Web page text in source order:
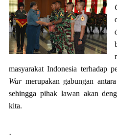
masyarakat Indonesia terhadap
Warmerupakan gabungan antara
sehingga pihak lawan akan
kita.
-